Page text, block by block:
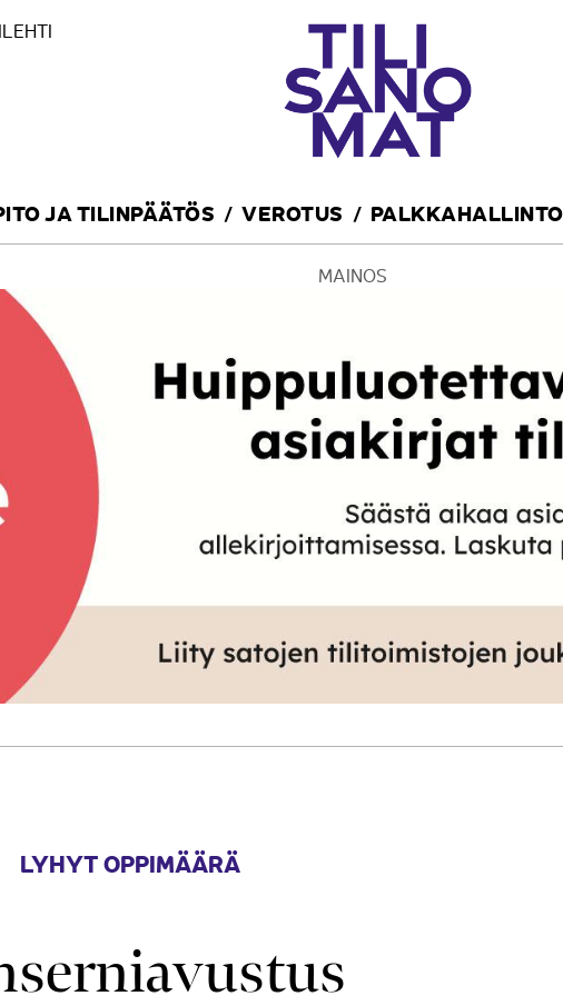
JA TILINPÄÄTÖS VEROTUS PALKKAHALLINTO
MAINOS
LYHYT OPPIMÄÄRÄ